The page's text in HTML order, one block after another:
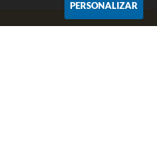
PERSONALIZAR